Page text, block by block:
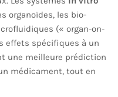
organoïdes, les bio-
(« organ-on-
effets spécifiques à un
une meilleure prédiction
médicament, tout en